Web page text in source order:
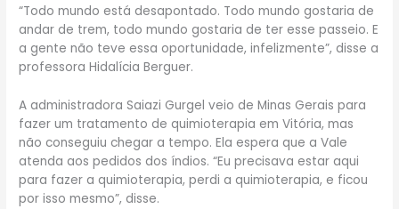
“Todo mundo está desapontado. Todo mundo gostaria de
andar de trem, todo mundo gostaria de ter esse passeio. E
a gente não teve essa oportunidade, infelizmente”, disse a
professora Hidalícia Berguer.
A administradora Saiazi Gurgel veio de Minas Gerais para
fazer um tratamento de quimioterapia em Vitória, mas
não conseguiu chegar a tempo. Ela espera que a Vale
atenda aos pedidos dos índios. “Eu precisava estar aqui
para fazer a quimioterapia, perdi a quimioterapia, e ficou
por isso mesmo”, disse.